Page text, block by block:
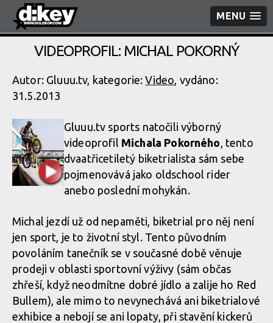
MENU
VIDEOPROFIL: MICHAL POKORNÝ
Autor: Gluuu.tv, kategorie:Video, vydáno:
31.5.2013
Gluuu.tv sports natočili výborný
videoprofil Michala Pokorného, tento
dvaatřicetiletý biketrialista sám sebe
pojmenovává jako oldschool rider
anebo poslední mohykán.
Michal jezdí už od nepaměti, biketrial pro něj není
jen sport, je to životní styl. Tento původním
povoláním tanečník se v současné době věnuje
prodeji v oblasti sportovní výživy (sám občas
zhřeší, když neodmítne dobré jídlo a zalije ho Red
Bullem), ale mimo to nevynechává ani biketrialové
exhibice a nebojí se ani lopaty, při stavění kickerů